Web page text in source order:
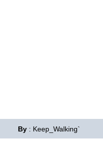
By : Keep_Walking`